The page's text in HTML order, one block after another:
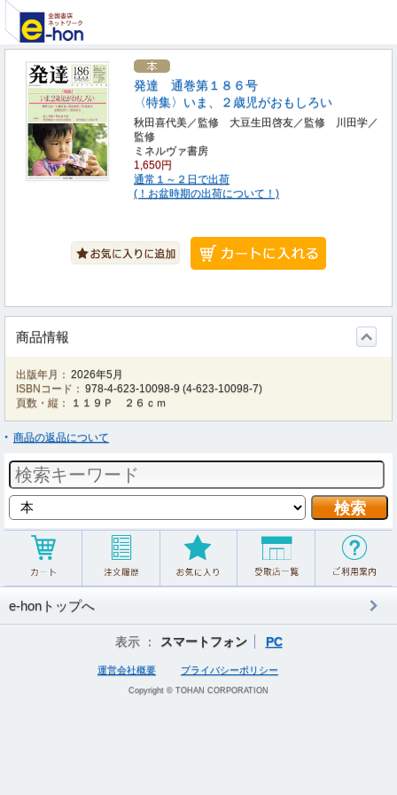
発達 通巻第１８６号
〈特集〉いま、２歳児がおもしろい
秋田喜代美／監修 大豆生田啓友／監修 川田学／
監修
ミネルヴァ書房
1,650円
通常１～２日で出荷
(！お盆時期の出荷について！)
商品情報
出版年月： 2026年5月
ISBNコード： 978-4-623-10098-9 (4-623-10098-7)
頁数・縦：
１１９Ｐ ２６ｃｍ
商品の返品について
e-honトップへ
表示 ： スマートフォン PC
運営会社概要 プライバシーポリシー
Copyright © TOHAN CORPORATION